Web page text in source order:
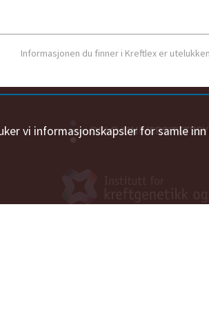
vi informasjonskapsler for samle
Informasjonen du finner i Kreftlex er